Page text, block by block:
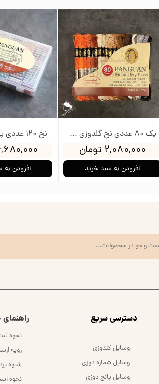
۴,۶۸۰,۰۰۰
افزودن به
پک 80 عددی نخ گلدوزی پنگوئن
۲,۰۸۰,۰۰۰ تومان
افزودن به سبد خرید
نحوه
رویه
شیوه
نحوه
​دسترسی سریع
وسایل گلدوزی
وسایل شماره دوزی
وسایل پانچ دوزی